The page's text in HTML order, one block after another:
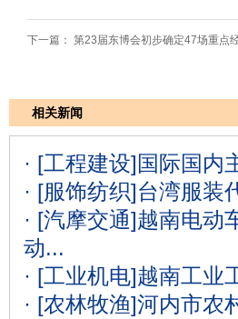
下一篇： 第23届东博会初步确定47场重点
相关新闻
· [工程建设]国际国内
· [服饰纺织]台湾服装
· [汽摩交通]越南电动
动...
· [工业机电]越南工业
· [农林牧渔]河内市农